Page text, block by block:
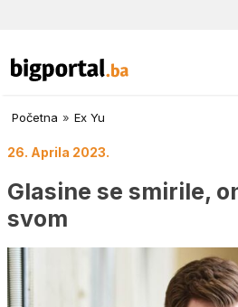
Početna » Ex Yu
26. Aprila 2023.
Glasine se smirile,
svom